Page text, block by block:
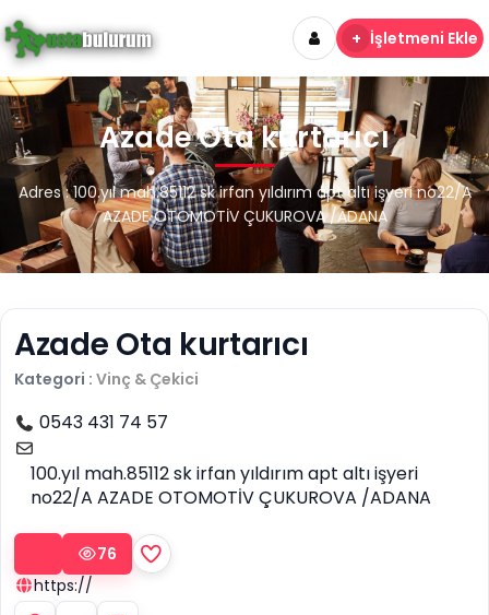
+ İşletmeni Ekle
Azade Ota kurtarıcı
Adres : 100.yıl mah.85112 sk irfan yıldırım apt altı işyeri no22/A
AZADE OTOMOTİV ÇUKUROVA /ADANA
Azade Ota kurtarıcı
Kategori : Vinç & Çekici
0543 431 74 57
100.yıl mah.85112 sk irfan yıldırım apt altı işyeri
no22/A AZADE OTOMOTİV ÇUKUROVA /ADANA
76
https://